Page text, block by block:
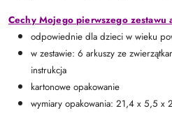
Cechy Mojego pierwszego zestawu
odpowiednie dla dzieci w wieku
w zestawie: 6 arkuszy ze
instrukcja
kartonowe opakowanie
wymiary opakowania: 21,4 x 5,5 x